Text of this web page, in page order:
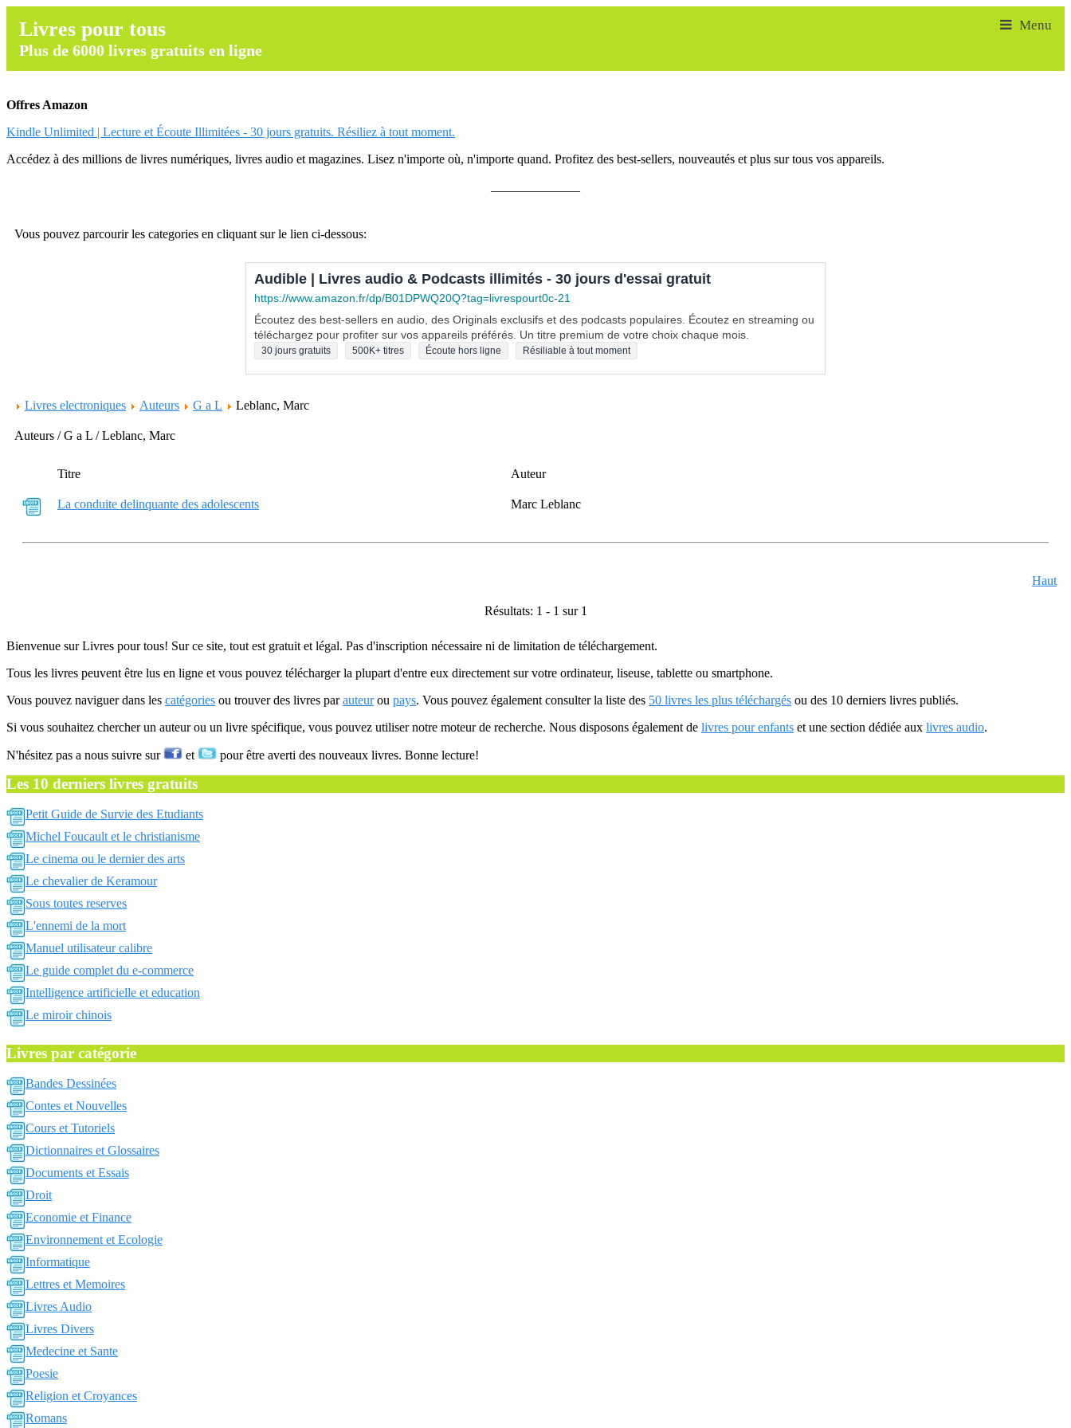
Livres pour tous
Plus de 6000 livres gratuits en ligne
Offres Amazon
Kindle Unlimited | Lecture et Écoute Illimitées - 30 jours gratuits. Résiliez à tout moment.
Accédez à des millions de livres numériques, livres audio et magazines. Lisez n'importe où, n'importe quand. Profitez des best-sellers, nouveautés et plus sur tous vos appareils.
Vous pouvez parcourir les categories en cliquant sur le lien ci-dessous:
Audible | Livres audio & Podcasts illimités - 30 jours d'essai gratuit
https://www.amazon.fr/dp/B01DPWQ20Q?tag=livrespourt0c-21
Écoutez des best-sellers en audio, des Originals exclusifs et des podcasts populaires. Écoutez en streaming ou
téléchargez pour profiter sur vos appareils préférés. Un titre premium de votre choix chaque mois.
30 jours gratuits 500K+ titres Écoute hors ligne Résiliable à tout moment
Livres electroniques Auteurs G a L Leblanc, Marc
Auteurs / G a L / Leblanc, Marc
Titre Auteur
La conduite delinquante des adolescents Marc Leblanc
Haut
Résultats: 1 - 1 sur 1
Bienvenue sur Livres pour tous! Sur ce site, tout est gratuit et légal. Pas d'inscription nécessaire ni de limitation de téléchargement.
Tous les livres peuvent être lus en ligne et vous pouvez télécharger la plupart d'entre eux directement sur votre ordinateur, liseuse, tablette ou smartphone.
Vous pouvez naviguer dans les catégories ou trouver des livres parauteurou pays. Vous pouvez également consulter la liste des 50 livres les plus téléchargés ou des 10 derniers livres publiés.
Si vous souhaitez chercher un auteur ou un livre spécifique, vous pouvez utiliser notre moteur de recherche. Nous disposons également de livres pour enfants et une section dédiée aux livres audio.
N'hésitez pas a nous suivre sur et pour être averti des nouveaux livres. Bonne lecture!
Les 10 derniers livres gratuits
Petit Guide de Survie des Etudiants
Michel Foucault et le christianisme
Le cinema ou le dernier des arts
Le chevalier de Keramour
Sous toutes reserves
L'ennemi de la mort
Manuel utilisateur calibre
Le guide complet du e-commerce
Intelligence artificielle et education
Le miroir chinois
Livres par catégorie
Bandes Dessinées
Contes et Nouvelles
Cours et Tutoriels
Dictionnaires et Glossaires
Documents et Essais
Droit
Economie et Finance
Environnement et Ecologie
Informatique
Lettres et Memoires
Livres Audio
Livres Divers
Medecine et Sante
Poesie
Religion et Croyances
Romans